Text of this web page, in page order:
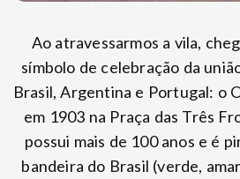
Ao atravessarmos a vila,
símbolo de celebração da
Brasil, Argentina e Portugal: o
em 1903 na Praça das Três
possui mais de 100 anos e é
bandeira do Brasil (verde,